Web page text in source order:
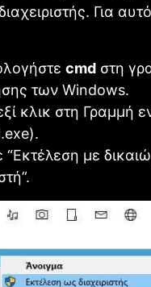
Για
cmd στη
των Windows.
κλικ στη Γραμμή
“Εκτέλεση με